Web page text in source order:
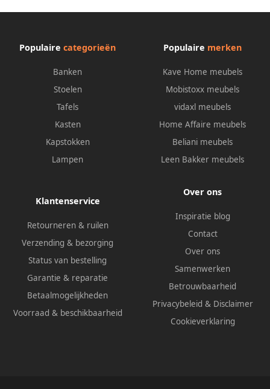
Populaire categorieën
Banken
Stoelen
Tafels
Kasten
Kapstokken
Lampen
Populaire merken
Kave Home meubels
Mobistoxx meubels
vidaxl meubels
Home Affaire meubels
Beliani meubels
Leen Bakker meubels
Klantenservice
Retourneren & ruilen
Verzending & bezorging
Status van bestelling
Garantie & reparatie
Betaalmogelijkheden
Voorraad & beschikbaarheid
Over ons
Inspiratie blog
Contact
Over ons
Samenwerken
Betrouwbaarheid
Privacybeleid & Disclaimer
Cookieverklaring